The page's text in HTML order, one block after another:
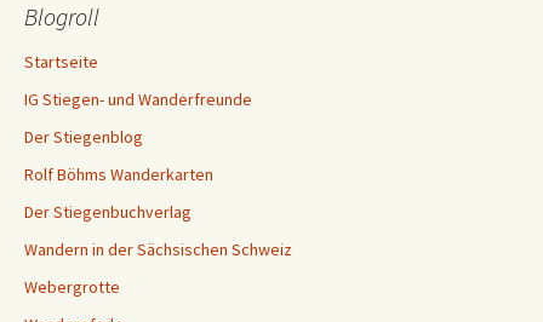
Blogroll
Startseite
IG Stiegen- und Wanderfreunde
Der Stiegenblog
Rolf Böhms Wanderkarten
Der Stiegenbuchverlag
Wandern in der Sächsischen Schweiz
Webergrotte